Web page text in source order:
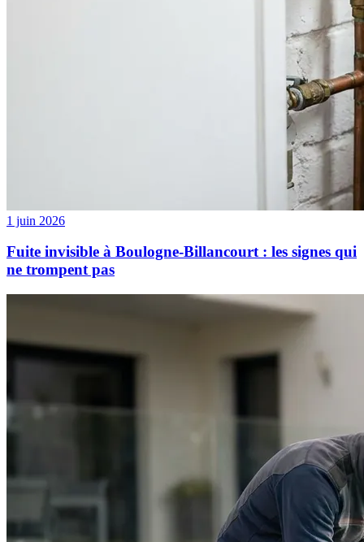
1 juin 2026
Fuite invisible à Boulogne-Billancourt : les signes qui
ne trompent pas